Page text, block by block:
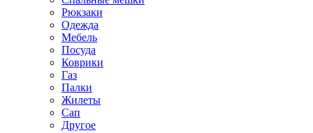
Рюкзаки
Одежда
Мебель
Посуда
Коврики
Газ
Палки
Жилеты
Сап
Другое